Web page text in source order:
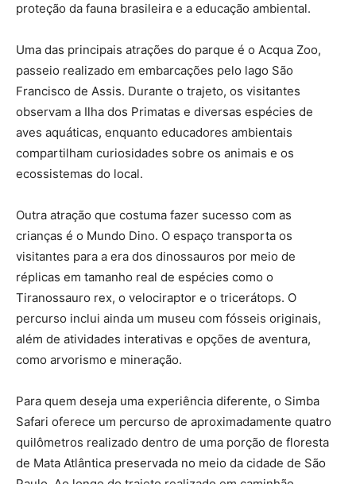
proteção da fauna brasileira e a educação ambiental.
Uma das principais atrações do parque é o Acqua Zoo,
passeio realizado em embarcações pelo lago São
Francisco de Assis. Durante o trajeto, os visitantes
observam a Ilha dos Primatas e diversas espécies de
aves aquáticas, enquanto educadores ambientais
compartilham curiosidades sobre os animais e os
ecossistemas do local.
Outra atração que costuma fazer sucesso com as
crianças é o Mundo Dino. O espaço transporta os
visitantes para a era dos dinossauros por meio de
réplicas em tamanho real de espécies como o
Tiranossauro rex, o velociraptor e o tricerátops. O
percurso inclui ainda um museu com fósseis originais,
além de atividades interativas e opções de aventura,
como arvorismo e mineração.
Para quem deseja uma experiência diferente, o Simba
Safari oferece um percurso de aproximadamente quatro
quilômetros realizado dentro de uma porção de floresta
de Mata Atlântica preservada no meio da cidade de São